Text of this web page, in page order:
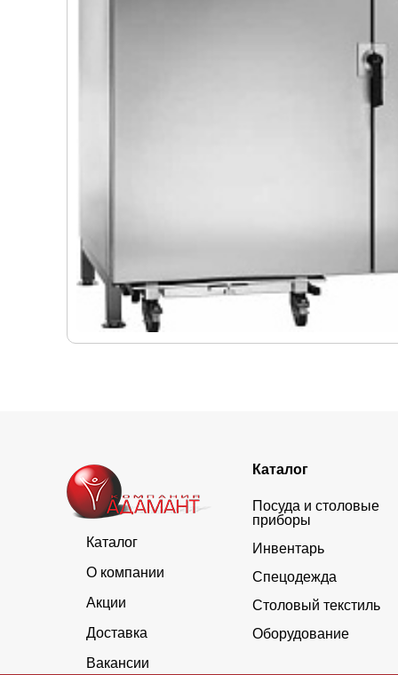
Каталог
О компании
Акции
Доставка
Вакансии
Каталог
Посуда и столовые
приборы
Инвентарь
Спецодежда
Столовый текстиль
Оборудование